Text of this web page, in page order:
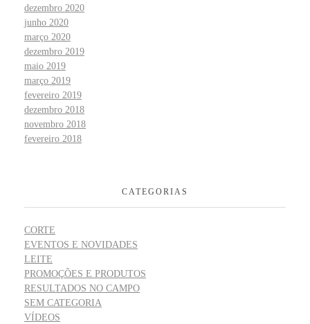
dezembro 2020
junho 2020
março 2020
dezembro 2019
maio 2019
março 2019
fevereiro 2019
dezembro 2018
novembro 2018
fevereiro 2018
CATEGORIAS
CORTE
EVENTOS E NOVIDADES
LEITE
PROMOÇÕES E PRODUTOS
RESULTADOS NO CAMPO
SEM CATEGORIA
VÍDEOS